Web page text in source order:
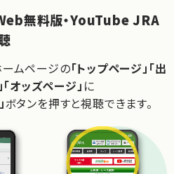
無料版・YouTube JRA
ムページの「トップページ」「出
オッズページ」 に
ボタンを押すと視聴できます。